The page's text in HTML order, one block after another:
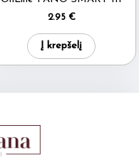
2.95 €
Į krepšelį